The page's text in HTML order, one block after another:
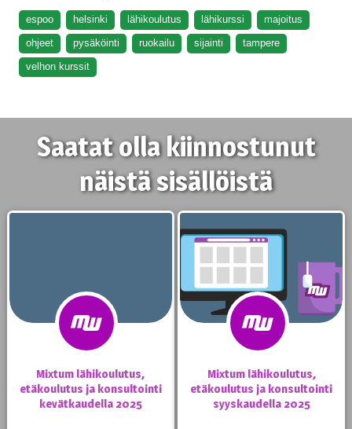
espoo helsinki lähikoulutus lähikurssi
majoitus
ohjeet
pysäköinti ruokailu sijainti
tampere
velhon kurssit
Saatat olla kiinnostunut
näistä sisällöistä
Mixtum lähikoulutus,
etäkoulutus ja konsultointi
kevätkaudella 2025
Mixtum lähikoulutus,
etäkoulutus ja konsultointi
syyskaudella 2025